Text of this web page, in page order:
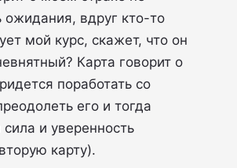
ожидания, вдруг кто-то
мой курс, скажет, что он
Карта говорит о
поработать со
его и тогда
сила и уверенность
карту).